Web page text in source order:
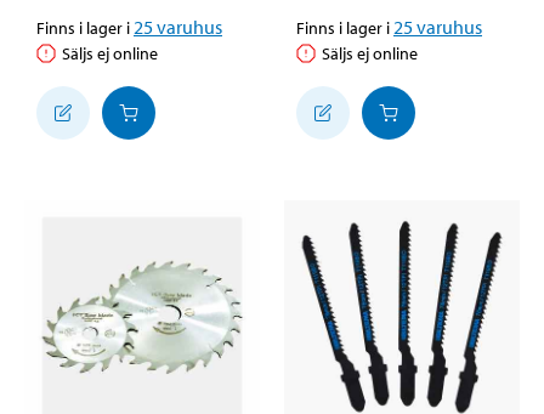
Finns i lager i 25varuhus
Säljs ej online
Finns i lager i 25varuhus
Säljs ej online